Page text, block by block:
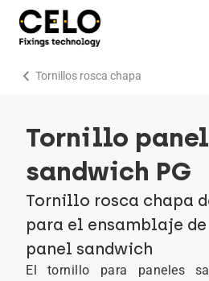
Tornillos rosca chapa
chevron_right
Tornillo panel
sandwich PG
Tornillo rosca chapa
para el ensamblaje
panel sandwich
El tornillo para paneles